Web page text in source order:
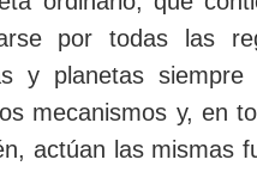
por todas las
y planetas
mecanismos y, en
actúan las mismas